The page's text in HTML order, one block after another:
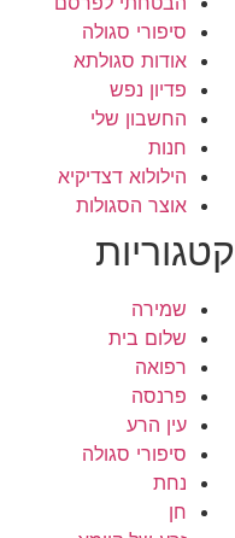
סיפורי סגולה
אודות סגולתא
פדיון נפש
החשבון שלי
חנות
הילולוא דצדיקיא
אוצר הסגולות
קטגוריות
שמירה
שלום בית
רפואה
פרנסה
עין הרע
סיפורי סגולה
נחת
חן